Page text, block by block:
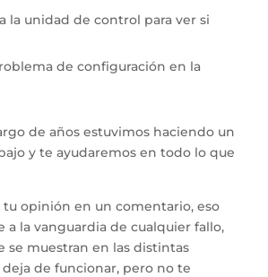
la unidad de control para ver si
de configuración en la
de años estuvimos haciendo un
y te ayudaremos en todo lo que
tu opinión en un comentario, eso
a la vanguardia de cualquier fallo,
se muestran en las distintas
de funcionar, pero no te